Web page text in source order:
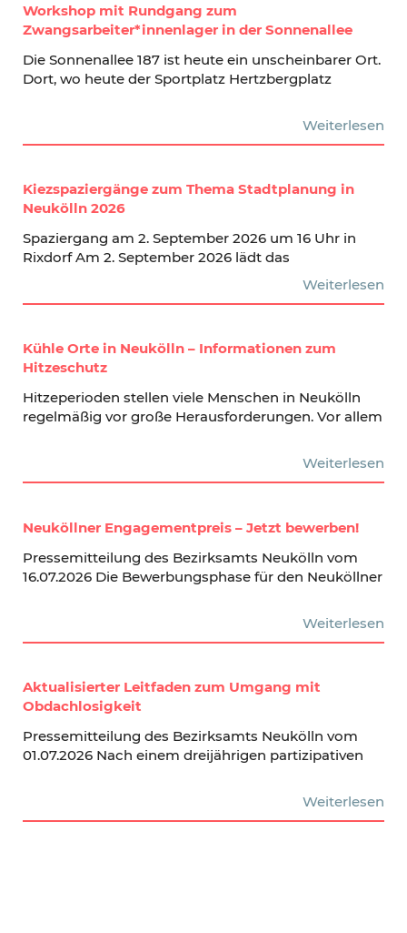
Workshop mit Rundgang zum
Zwangsarbeiter*innenlager in der Sonnenallee
Die Sonnenallee 187 ist heute ein unscheinbarer Ort.
Dort, wo heute der Sportplatz Hertzbergplatz
Weiterlesen
Kiezspaziergänge zum Thema Stadtplanung in
Neukölln 2026
Spaziergang am 2. September 2026 um 16 Uhr in
Rixdorf Am 2. September 2026 lädt das
Weiterlesen
Kühle Orte in Neukölln – Informationen zum
Hitzeschutz
Hitzeperioden stellen viele Menschen in Neukölln
regelmäßig vor große Herausforderungen. Vor allem
Weiterlesen
Neuköllner Engagementpreis – Jetzt bewerben!
Pressemitteilung des Bezirksamts Neukölln vom
16.07.2026 Die Bewerbungsphase für den Neuköllner
Weiterlesen
Aktualisierter Leitfaden zum Umgang mit
Obdachlosigkeit
Pressemitteilung des Bezirksamts Neukölln vom
01.07.2026 Nach einem dreijährigen partizipativen
Weiterlesen